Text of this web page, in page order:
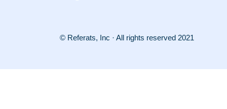
© Referats, Inc · All rights reserved 2021